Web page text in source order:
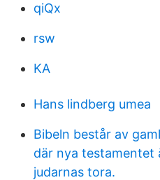
qiQx
rsw
KA
Hans lindberg umea
Bibeln består av
där nya testamentet
judarnas tora.